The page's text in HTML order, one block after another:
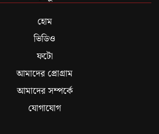
হোম
ভিডিও
ফটো
আমাদের প্রোগ্রাম
আমাদের সম্পর্কে
যোগাযোগ